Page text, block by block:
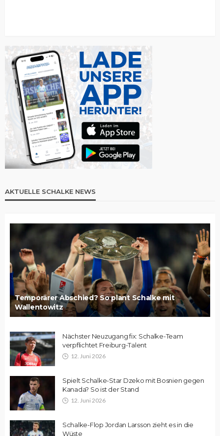
AKTUELLE SCHALKE NEWS
Temporärer Abschied? So plant Schalke mit
Wallentowitz
Nächster Neuzugang fix: Schalke-Team
verpflichtet Freiburg-Talent
12. Juni 2026
Spielt Schalke-Star Dzeko mit Bosnien gegen
Kanada? So ist der Stand
12. Juni 2026
Schalke-Flop Jordan Larsson zieht es in die
Wüste